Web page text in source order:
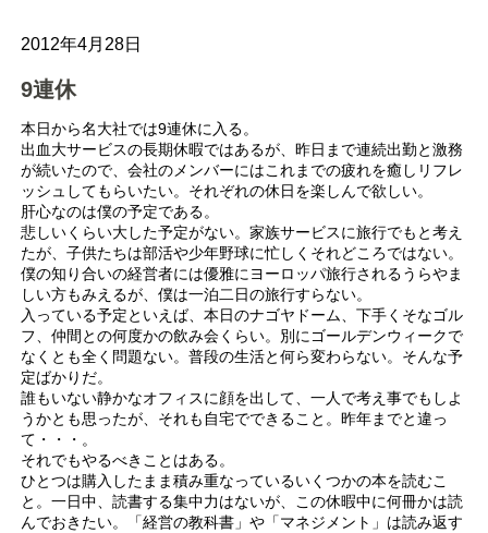
2012年4月28日
9連休
本日から名大社では9連休に入る。
出血大サービスの長期休暇ではあるが、昨日まで連続出勤と激務
が続いたので、会社のメンバーにはこれまでの疲れを癒しリフレ
ッシュしてもらいたい。それぞれの休日を楽しんで欲しい。
肝心なのは僕の予定である。
悲しいくらい大した予定がない。家族サービスに旅行でもと考え
たが、子供たちは部活や少年野球に忙しくそれどころではない。
僕の知り合いの経営者には優雅にヨーロッパ旅行されるうらやま
しい方もみえるが、僕は一泊二日の旅行すらない。
入っている予定といえば、本日のナゴヤドーム、下手くそなゴル
フ、仲間との何度かの飲み会くらい。別にゴールデンウィークで
なくとも全く問題ない。普段の生活と何ら変わらない。そんな予
定ばかりだ。
誰もいない静かなオフィスに顔を出して、一人で考え事でもしよ
うかとも思ったが、それも自宅でできること。昨年までと違っ
て・・・。
それでもやるべきことはある。
ひとつは購入したまま積み重なっているいくつかの本を読むこ
と。一日中、読書する集中力はないが、この休暇中に何冊かは読
んでおきたい。「経営の教科書」や「マネジメント」は読み返す